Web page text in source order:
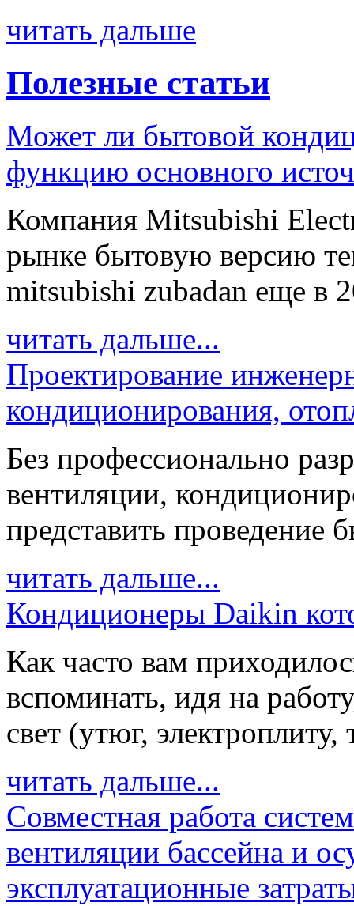
читать дальше
Полезные статьи
Может ли бытовой
функцию основного
Компания Mitsubishi
рынке бытовую версию
mitsubishi zubadan еще в
читать дальше...
Проектирование
кондиционирования,
Без профессионально
вентиляции,
представить проведение
читать дальше...
Кондиционеры Daikin
Как часто вам
вспоминать, идя на
свет (утюг,
читать дальше...
Совместная работа
вентиляции бассейна и
эксплуатационные